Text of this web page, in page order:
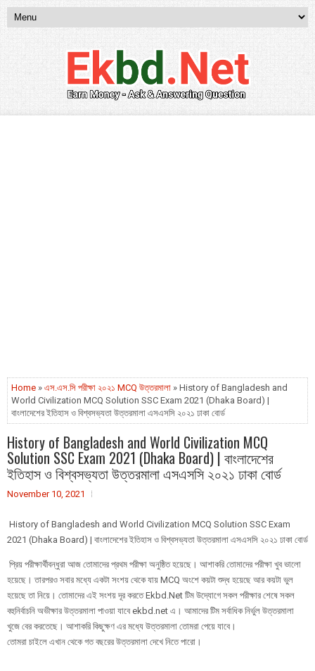
Home » এস.এস.সি পরীক্ষা ২০২১ MCQ উত্তরমালা » History of Bangladesh and
World Civilization MCQ Solution SSC Exam 2021 (Dhaka Board) |
বাংলাদেশের ইতিহাস ও বিশ্বসভ্যতা উত্তরমালা এসএসসি ২০২১ ঢাকা বোর্ড
History of Bangladesh and World Civilization MCQ
Solution SSC Exam 2021 (Dhaka Board) | বাংলাদেশের
ইতিহাস ও বিশ্বসভ্যতা উত্তরমালা এসএসসি ২০২১ ঢাকা বোর্ড
November 10, 2021
History of Bangladesh and World Civilization MCQ Solution SSC Exam
2021 (Dhaka Board) | বাংলাদেশের ইতিহাস ও বিশ্বসভ্যতা উত্তরমালা এসএসসি ২০২১ ঢাকা বোর্ড
প্রিয় পরীক্ষার্থীবন্ধুরা আজ তোমাদের প্রথম পরীক্ষা অনুষ্ঠিত হয়েছে। আশাকরি তোমাদের পরীক্ষা খুব ভালো
হয়েছে। তারপরও সবার মধ্যে একটা সংশয় থেকে যায় MCQ অংশে কয়টা শুদ্ধ হয়েছে আর কয়টা ভুল
হয়েছে তা নিয়ে। তোমাদের এই সংশয় দূর করতে Ekbd.Net টিম উদ্যোগে সকল পরীক্ষার শেষে সকল
বহুনির্বাচনি অভীক্ষার উত্তরমালা পাওয়া যাবে ekbd.net এ। আমাদের টিম সর্বাধিক নির্ভুল উত্তরমালা
খুজে বের করতেছে। আশাকরি কিছুক্ষণ এর মধ্যে উত্তরমালা তোমরা পেয়ে যাবে।
তোমরা চাইলে এখান থেকে গত বছরের উত্তরমালা দেখে নিতে পারো।